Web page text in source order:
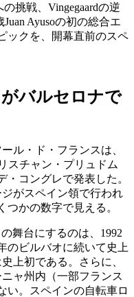
挑戦、Vingegaardの逆
Ayusoの初の総合エ
ックを、開幕直前のスペ
バルセロナで
ル・ド・フランスは、
スチャン・プリュドム
・コングレで発表した。
がスペイン領で行われ
かの数字で見える。
舞台にするのは、1992
のビルバオに続いて史上
上初である。さらに、
ャ州内（一部フランス
い。スペインの自転車ロ